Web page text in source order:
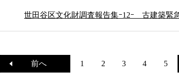
世田谷区文化財調査報告集ｰ12ｰ 古建築緊
前へ 1 2 3 4 5